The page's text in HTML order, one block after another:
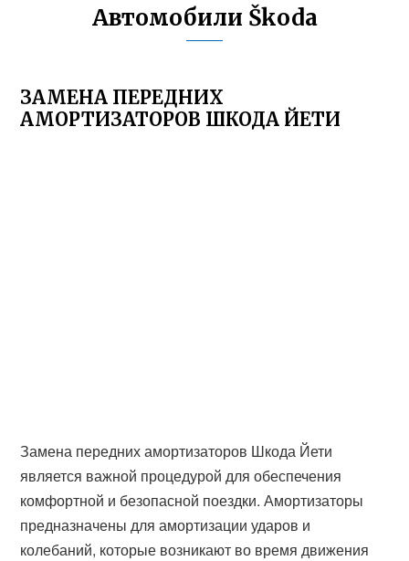
Автомобили Škoda
ЗАМЕНА ПЕРЕДНИХ
АМОРТИЗАТОРОВ ШКОДА ЙЕТИ
Замена передних амортизаторов Шкода Йети
является важной процедурой для обеспечения
комфортной и безопасной поездки. Амортизаторы
предназначены для амортизации ударов и
колебаний, которые возникают во время движения